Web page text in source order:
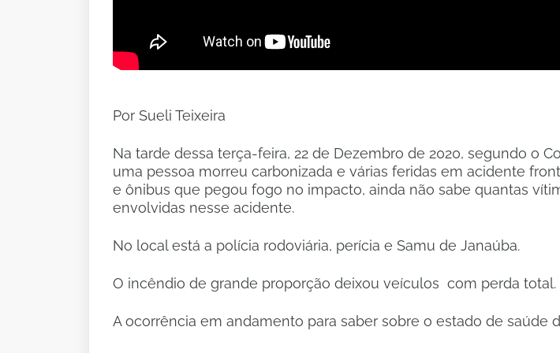
Por Sueli Teixeira
Na tarde dessa terça-feira, 22 de Dezembro de 2020, segundo o
uma pessoa morreu carbonizada e várias feridas em acidente
e ônibus que pegou fogo no impacto, ainda não sabe quantas
envolvidas nesse acidente.
No local está a polícia rodoviária, perícia e Samu de Janaúba.
O incêndio de grande proporção deixou veículos com perda total.
A ocorrência em andamento para saber sobre o estado de saúde